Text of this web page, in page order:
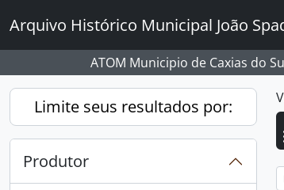
Arquivo Histórico Municipal João
ATOM Municipio de Caxias do
Limite seus resultados por:
Produtor